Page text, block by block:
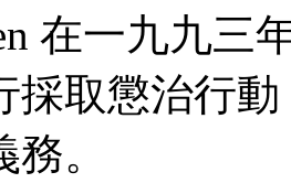
在一九九三
採取懲治行
。